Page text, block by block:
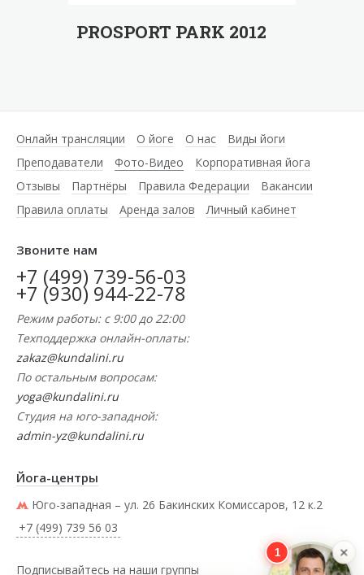
PROSPORT PARK 2012
Онлайн трансляции О йоге О нас
Виды йоги
Преподаватели
Фото-Видео
Корпоративная йога
Отзывы
Партнёры Правила Федерации
Вакансии
Правила оплаты
Аренда залов Личный кабинет
Звоните нам
+7 (499) 739-56-03
+7 (930) 944-22-78
Режим работы: с 9:00 до 22:00
Техподдержка онлайн-оплаты:
zakaz@kundalini.ru
По остальным вопросам:
yoga@kundalini.ru
Студия на юго-западной:
admin-yz@kundalini.ru
Йога-центры
Юго-западная – ул. 26 Бакинских Комиссаров, 12 к.2
+7 (499) 739 56 03
Подписывайтесь на наши группы
1 ×